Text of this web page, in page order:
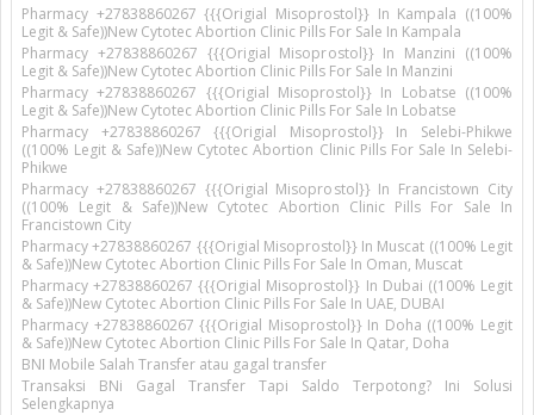
Pharmacy +27838860267 {{{Origial Misoprostol}} In Kampala ((100%
Legit & Safe))New Cytotec Abortion Clinic Pills For Sale In Kampala
Pharmacy +27838860267 {{{Origial Misoprostol}} In Manzini ((100%
Legit & Safe))New Cytotec Abortion Clinic Pills For Sale In Manzini
Pharmacy +27838860267 {{{Origial Misoprostol}} In Lobatse ((100%
Legit & Safe))New Cytotec Abortion Clinic Pills For Sale In Lobatse
Pharmacy +27838860267 {{{Origial Misoprostol}} In Selebi-Phikwe
((100% Legit & Safe))New Cytotec Abortion Clinic Pills For Sale In Selebi-
Phikwe
Pharmacy +27838860267 {{{Origial Misoprostol}} In Francistown City
((100% Legit & Safe))New Cytotec Abortion Clinic Pills For Sale In
Francistown City
Pharmacy +27838860267 {{{Origial Misoprostol}} In Muscat ((100% Legit
& Safe))New Cytotec Abortion Clinic Pills For Sale In Oman, Muscat
Pharmacy +27838860267 {{{Origial Misoprostol}} In Dubai ((100% Legit
& Safe))New Cytotec Abortion Clinic Pills For Sale In UAE, DUBAI
Pharmacy +27838860267 {{{Origial Misoprostol}} In Doha ((100% Legit
& Safe))New Cytotec Abortion Clinic Pills For Sale In Qatar, Doha
BNI Mobile Salah Transfer atau gagal transfer
Transaksi BNi Gagal Transfer Tapi Saldo Terpotong? Ini Solusi
Selengkapnya